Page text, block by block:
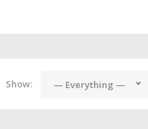
Show: — Everything —